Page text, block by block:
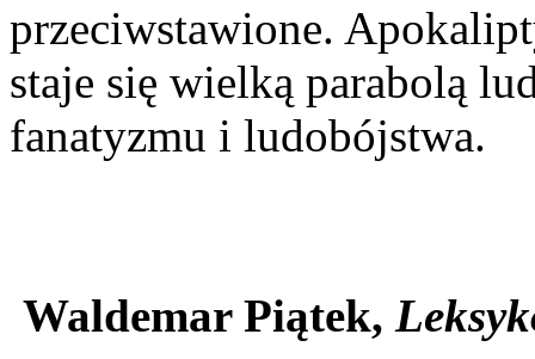
przeciwstawione.
staje się wielką parabolą
fanatyzmu i ludobójstwa.
Waldemar Piątek,